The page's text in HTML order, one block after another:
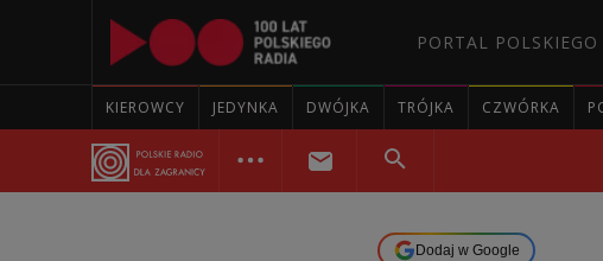
PORTAL
KIEROWCY JEDYNKA DWÓJKA TRÓJKA CZWÓRKA
Dodaj w Google